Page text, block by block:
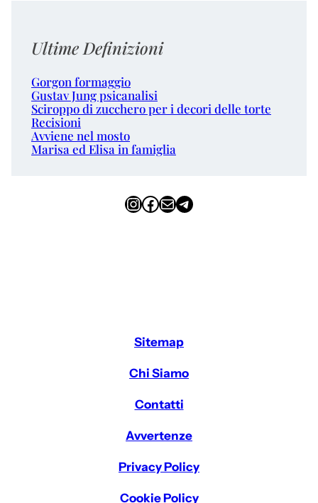
Ultime Definizioni
Gorgon formaggio
Gustav Jung psicanalisi
Sciroppo di zucchero per i decori delle torte
Recisioni
Avviene nel mosto
Marisa ed Elisa in famiglia
InstagramFacebook Email Telegram
Sitemap
Chi Siamo
Contatti
Avvertenze
Privacy Policy
Cookie Policy